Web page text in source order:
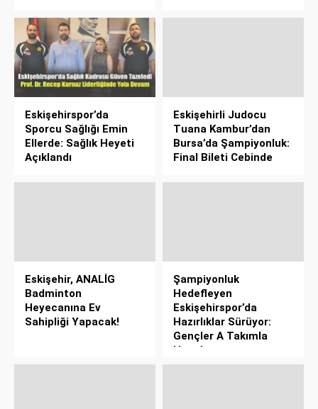
Eskişehirspor’da
Sporcu Sağlığı Emin
Ellerde: Sağlık Heyeti
Açıklandı
Eskişehirli Judocu
Tuana Kambur’dan
Bursa’da Şampiyonluk:
Final Bileti Cebinde
Eskişehir, ANALİG
Badminton
Heyecanına Ev
Sahipliği Yapacak!
Şampiyonluk
Hedefleyen
Eskişehirspor’da
Hazırlıklar Sürüyor:
Gençler A Takımla
Hazırlanıyor